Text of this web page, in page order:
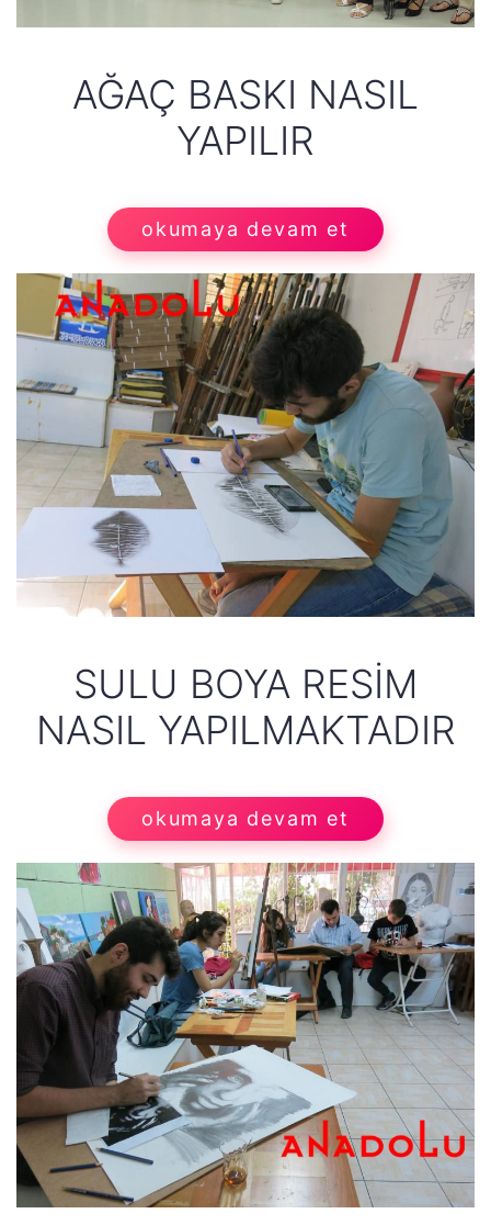
AĞAÇ BASKI NASIL
YAPILIR
okumaya devam et
SULU BOYA RESİM
NASIL YAPILMAKTADIR
okumaya devam et